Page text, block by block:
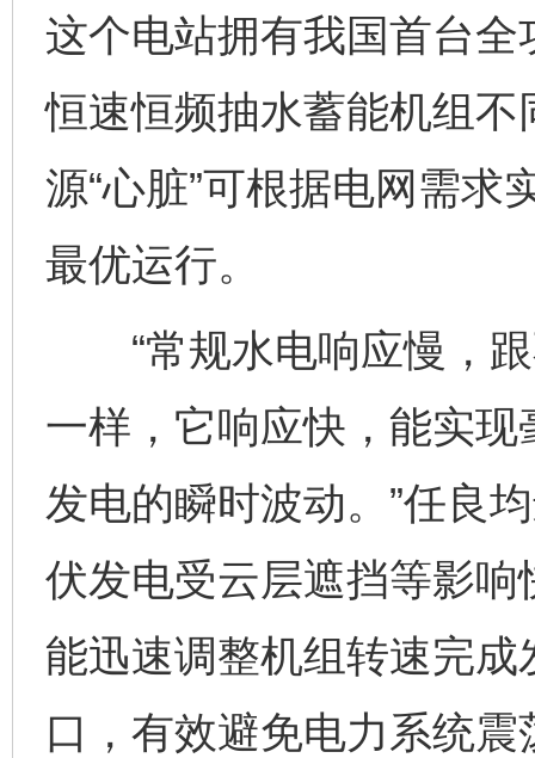
这个电站拥有我国首台
恒速恒频抽水蓄能机组
源“心脏”可根据电网需求
最优运行。
“常规水电响应慢，跟
一样，它响应快，能实
发电的瞬时波动。”任良
伏发电受云层遮挡等影
能迅速调整机组转速完成
口，有效避免电力系统震